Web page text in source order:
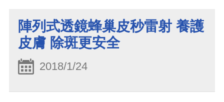
陣列式透鏡蜂巢皮秒雷射 養護
皮膚 除斑更安全
2018/1/24